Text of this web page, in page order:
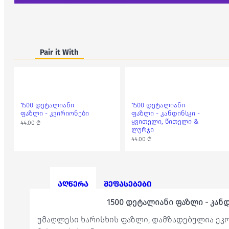
Pair it With
1500 დეტალიანი
ფაზლი - კვირიონები
44.00 ₾
1500 დეტალიანი
ფაზლი - კანდინსკი -
ყვითელი, წითელი &
ლურჯი
44.00 ₾
აღწერა შეფასებები
1500 დეტალიანი ფაზლი -
უმაღლესი ხარისხის ფაზლი, დამზადებულია